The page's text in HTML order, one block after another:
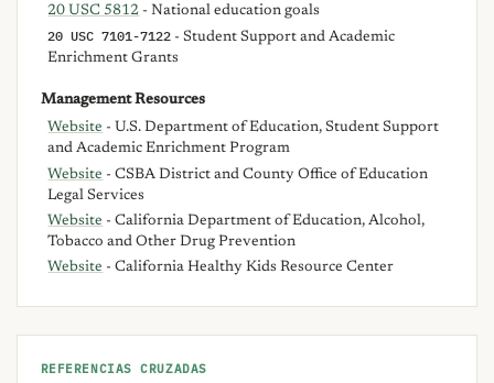
20 USC 5812 - National education goals
20 USC 7101-7122 - Student Support and Academic
Enrichment Grants
Management Resources
Website - U.S. Department of Education, Student Support
and Academic Enrichment Program
Website - CSBA District and County Office of Education
Legal Services
Website - California Department of Education, Alcohol,
Tobacco and Other Drug Prevention
Website - California Healthy Kids Resource Center
REFERENCIAS CRUZADAS